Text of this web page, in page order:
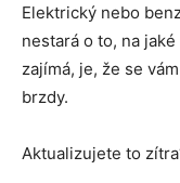
Elektrický nebo
nestará o to, na
zajímá, je, že se
brzdy.
Aktualizujete to